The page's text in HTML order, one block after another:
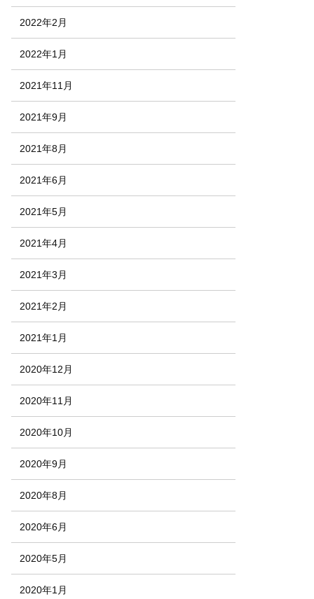
2022年2月
2022年1月
2021年11月
2021年9月
2021年8月
2021年6月
2021年5月
2021年4月
2021年3月
2021年2月
2021年1月
2020年12月
2020年11月
2020年10月
2020年9月
2020年8月
2020年6月
2020年5月
2020年1月